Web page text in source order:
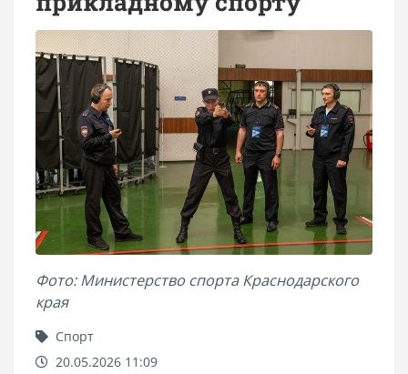
Фото: Министерство спорта Краснодарского
края
Спорт
20.05.2026 11:09